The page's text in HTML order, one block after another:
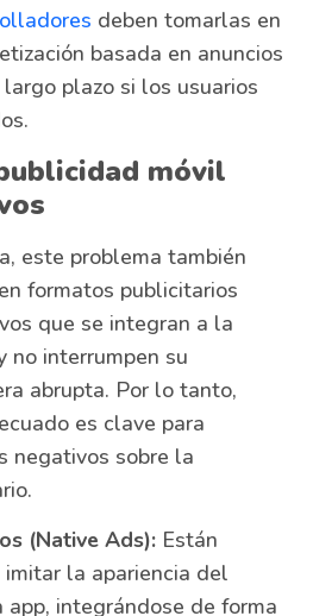
deben tomarlas en
basada en anuncios
plazo si los usuarios
móvil
este problema también
formatos publicitarios
que se integran a la
no interrumpen su
abrupta. Por lo tanto,
es clave para
negativos sobre la
(Native Ads): Están
la apariencia del
integrándose de forma